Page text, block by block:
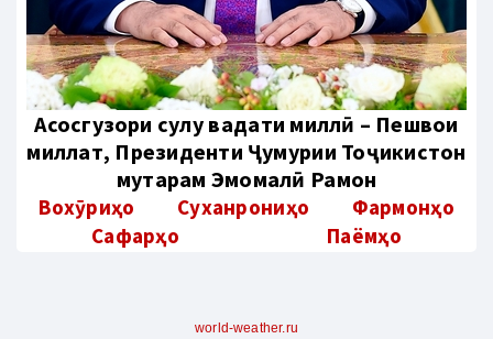
Aсосгузори сулҳу ваҳдати миллӣ – Пешвои
миллат, Президенти Ҷумҳурии Тоҷикистон
муҳтарам Эмомалӣ Раҳмон
Вохӯриҳо Суханрониҳо
Фармонҳо
Сафарҳо
Паёмҳо
world-weather.ru